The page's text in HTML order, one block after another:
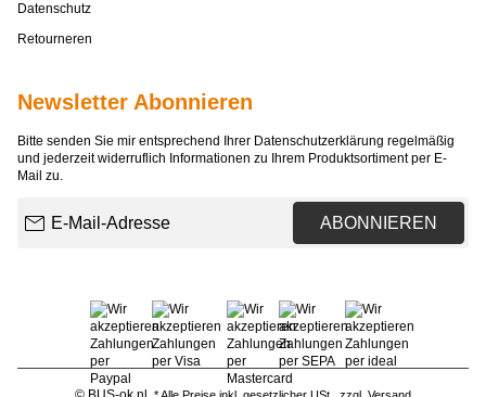
Datenschutz
Retourneren
Newsletter Abonnieren
Bitte senden Sie mir entsprechend Ihrer Datenschutzerklärung regelmäßig
und jederzeit widerruflich Informationen zu Ihrem Produktsortiment per E-
Mail zu.
ABONNIEREN